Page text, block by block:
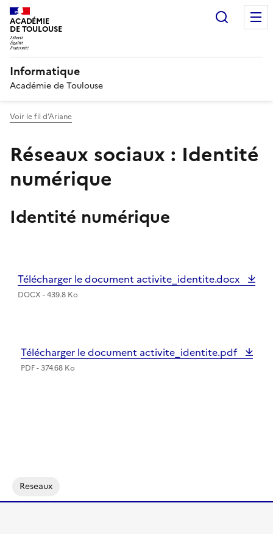
ACADÉMIE
DE TOULOUSE
Informatique
Académie de Toulouse
Voir le fil d’Ariane
Réseaux sociaux : Identité
numérique
Identité numérique
Télécharger le document activite_identite.docx
DOCX - 439.8 Ko
Télécharger le document activite_identite.pdf
PDF - 374.68 Ko
Reseaux